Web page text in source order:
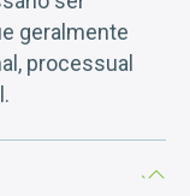
geralmente
processual